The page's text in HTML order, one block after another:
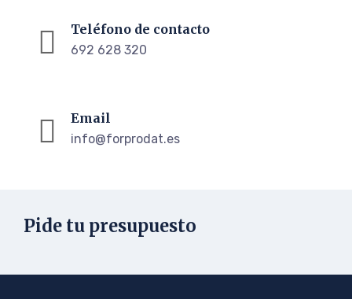
Teléfono de contacto
692 628 320
Email
info@forprodat.es
Pide tu presupuesto